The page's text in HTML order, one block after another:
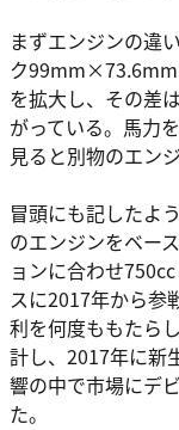
まずエンジンの違
ク
を拡大し、その差
がっている。馬力
見ると別物のエン
冒頭にも記したよ
のエンジンをベー
ョンに合わせ
スに2017年から参
利を何度ももたら
計し、2017年に新
響の中で市場にデ
た。